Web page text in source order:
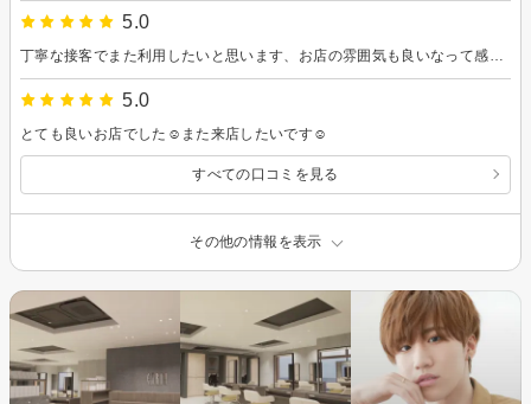
5.0
5.0
とても良いお店でした☺また来店したいです☺
すべての口コミを見る
その他の情報を表示